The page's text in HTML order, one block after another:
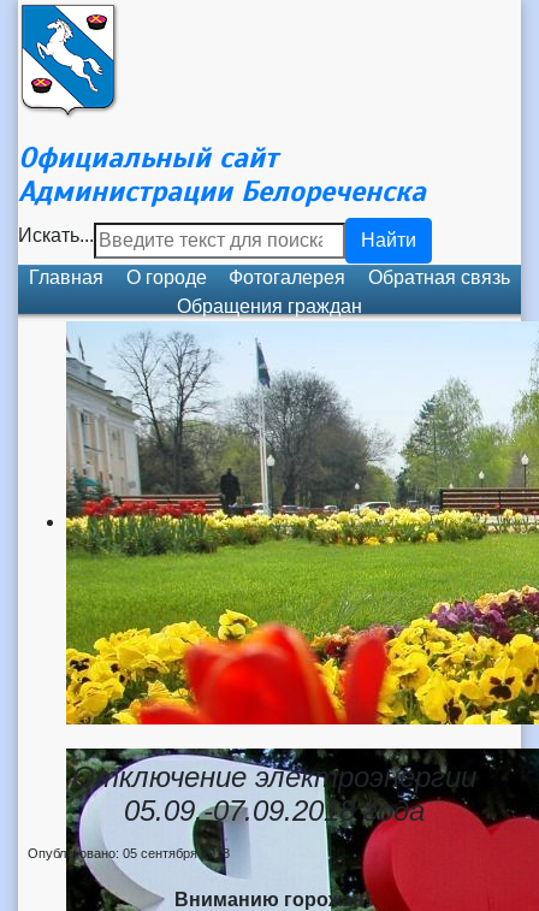
Официальный сайт
Администрации Белореченска
Искать...
Найти
Главная
О городе Фотогалерея
Обратная связь
Обращения граждан
Отключение электроэнергии
05.09.-07.09.2018 года
Опубликовано: 05 сентября 2018
Вниманию горожан!